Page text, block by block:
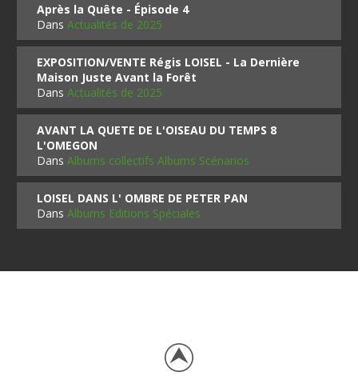
Après la Quête - Épisode 4
DansActualités de 2025
EXPOSITION/VENTE Régis LOISEL - La Dernière
Maison Juste Avant la Forêt
DansActualités de 2025
AVANT LA QUETE DE L'OISEAU DU TEMPS 8
L'OMEGON
DansAlbums collectifs Albums Scénarios
LOISEL DANS L' OMBRE DE PETER PAN
DansAlbums Editions Spéciales